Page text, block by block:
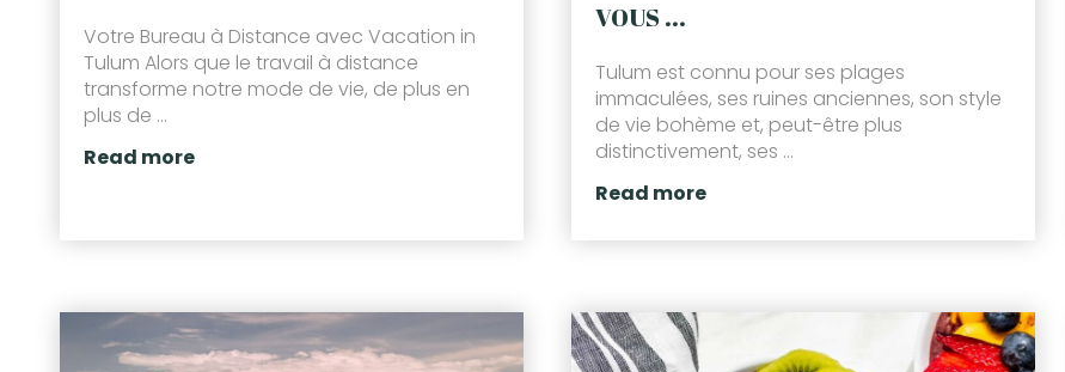
Votre Bureau à Distance avec Vacation in
Tulum Alors que le travail à distance
transforme notre mode de vie, de plus en
plus de ...
Read more
VOUS ...
Tulum est connu pour ses plages
immaculées, ses ruines anciennes, son style
de vie bohème et, peut-être plus
distinctivement, ses ...
Read more